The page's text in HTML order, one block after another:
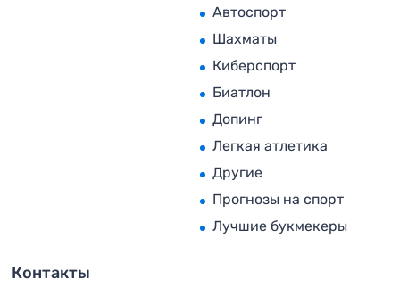
Автоспорт
Шахматы
Киберспорт
Биатлон
Допинг
Легкая атлетика
Другие
Прогнозы на спорт
Лучшие букмекеры
Контакты